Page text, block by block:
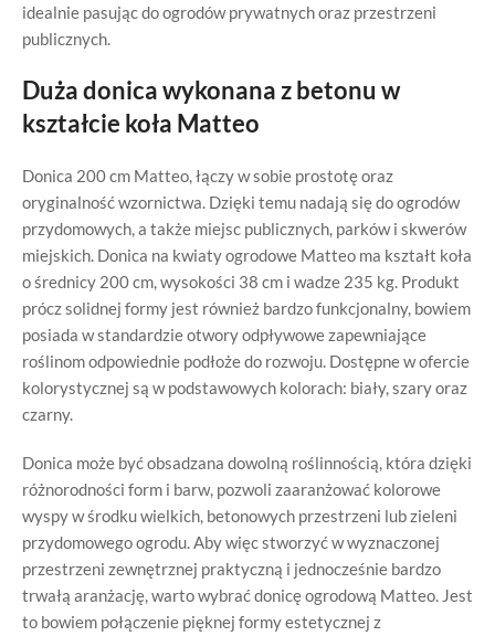
idealnie pasując do ogrodów prywatnych oraz przestrzeni
publicznych.
Duża donica wykonana z betonu w
kształcie koła Matteo
Donica 200 cm Matteo, łączy w sobie prostotę oraz
oryginalność wzornictwa. Dzięki temu nadają się do ogrodów
przydomowych, a także miejsc publicznych, parków i skwerów
miejskich. Donica na kwiaty ogrodowe Matteo ma kształt koła
o średnicy 200 cm, wysokości 38 cm i wadze 235 kg. Produkt
prócz solidnej formy jest również bardzo funkcjonalny, bowiem
posiada w standardzie otwory odpływowe zapewniające
roślinom odpowiednie podłoże do rozwoju. Dostępne w ofercie
kolorystycznej są w podstawowych kolorach: biały, szary oraz
czarny.
Donica może być obsadzana dowolną roślinnością, która dzięki
różnorodności form i barw, pozwoli zaaranżować kolorowe
wyspy w środku wielkich, betonowych przestrzeni lub zieleni
przydomowego ogrodu. Aby więc stworzyć w wyznaczonej
przestrzeni zewnętrznej praktyczną i jednocześnie bardzo
trwałą aranżację, warto wybrać donicę ogrodową Matteo. Jest
to bowiem połączenie pięknej formy estetycznej z